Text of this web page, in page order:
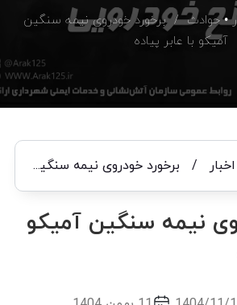
•حوادث/ برخورد خودروی نیمه سنگین
آمیکو با عابر پیاده
اخبار / برخورد خودروی نیمه سنگین آمیکو با عابر پیاده
نیمه سنگین آمیکو